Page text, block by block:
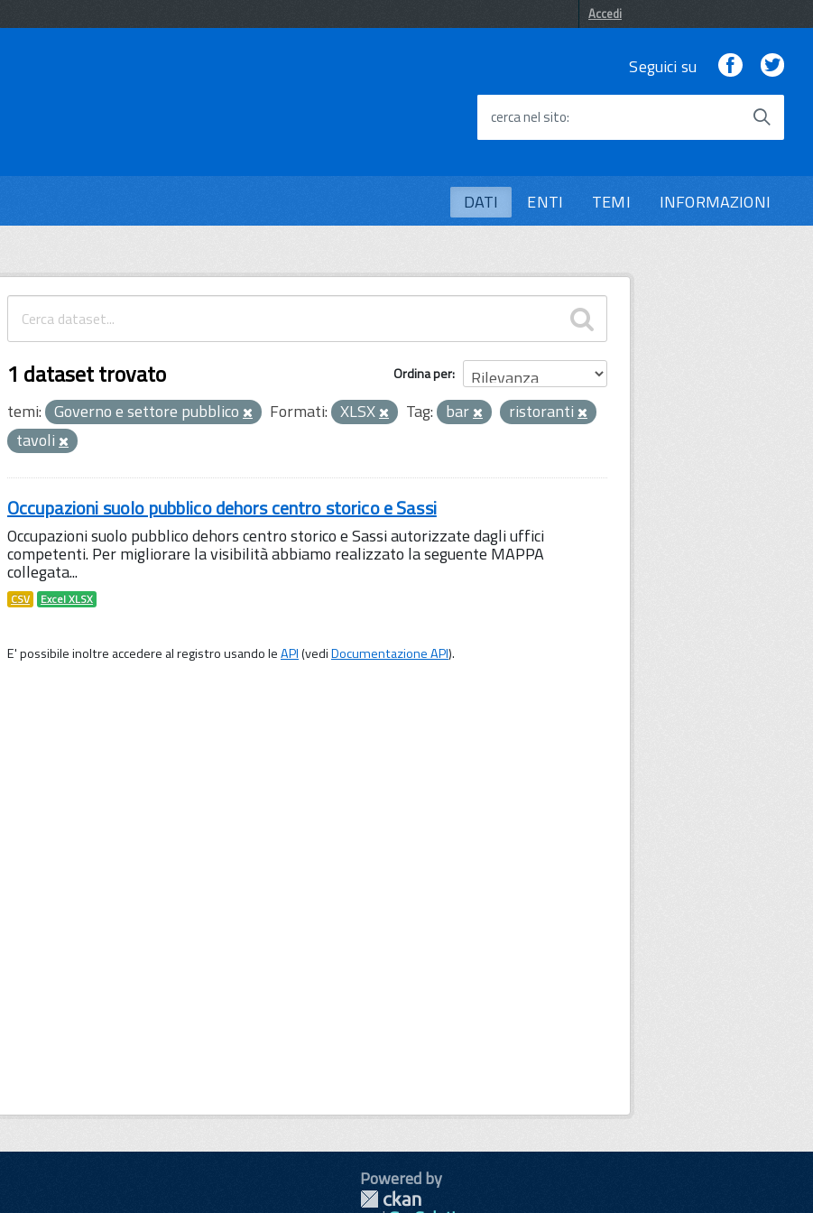
Accedi
Seguici su Facebook
cerca nel sito
DATI ENTI TEMI INFORMAZIONI
Ordina per
1 dataset trovato
temi: Governo e settore pubblico Formati: XLSX Tag: bar
ristoranti
tavoli
Occupazioni suolo pubblico dehors centro storico e Sassi
Occupazioni suolo pubblico dehors centro storico e Sassi autorizzate dagli uffici
competenti. Per migliorare la visibilità abbiamo realizzato la seguente MAPPA
collegata...
CSV Excel XLSX
E' possibile inoltre accedere al registro usando leAPI(vediDocumentazione API).
Powered by